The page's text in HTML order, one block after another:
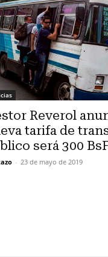
Reverol
tarifa de
será 300
- 23 de mayo de 2019